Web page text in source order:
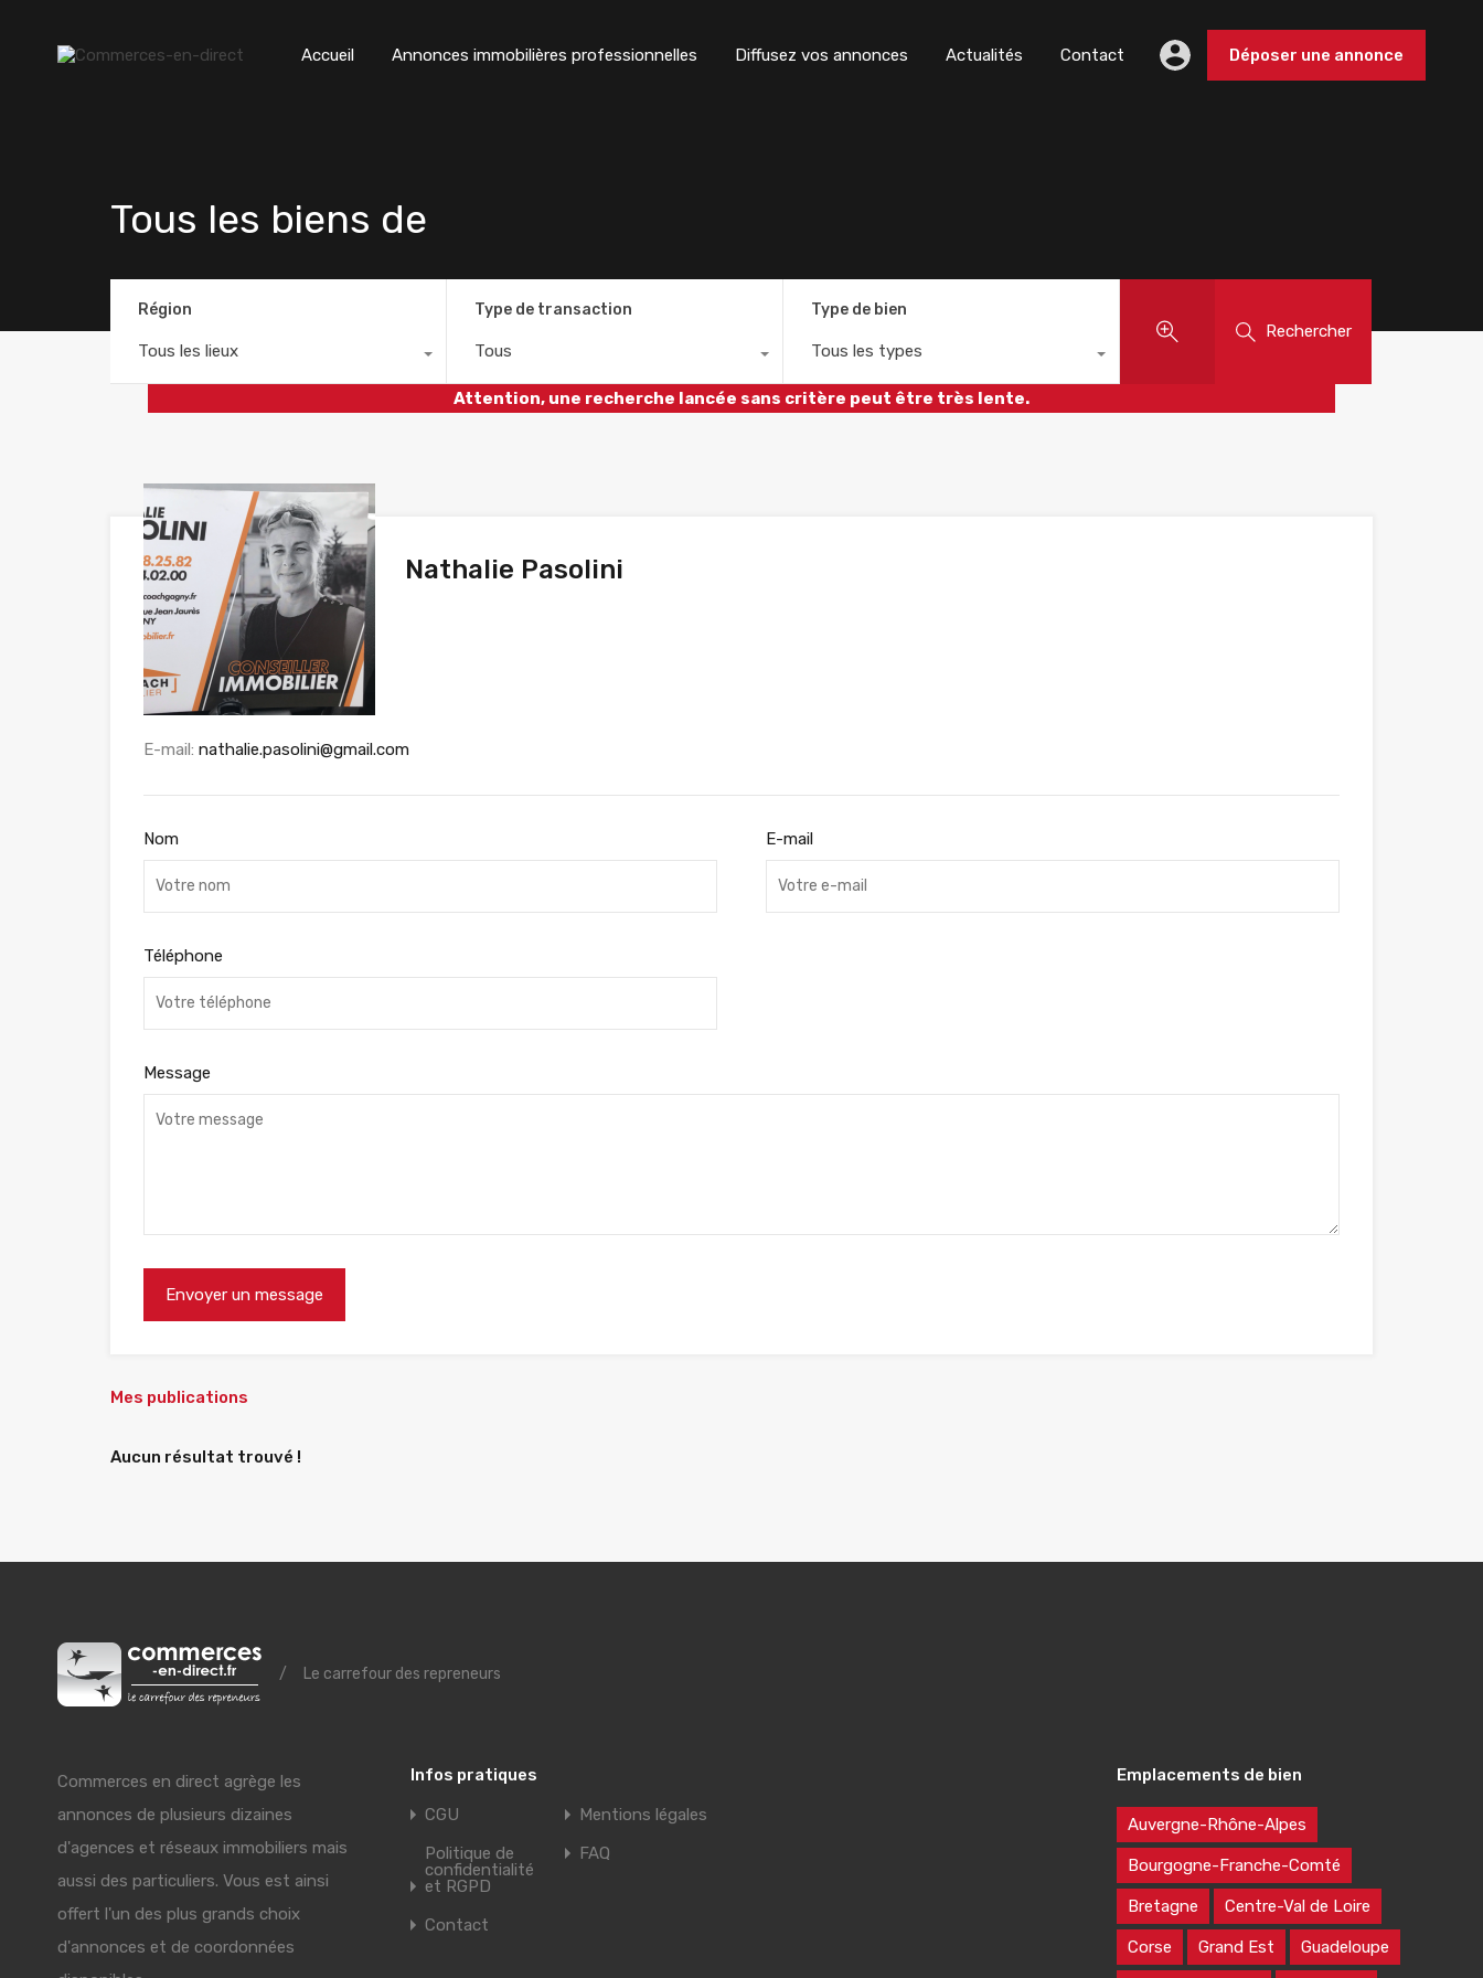
Accueil Annonces immobilières professionnelles Diffusez vos annonces Actualités Contact Déposer une annonce
Tous les biens de
Région
Tous les lieux
Type de transaction
Tous
Type de bien
Tous les types
Rechercher
Attention, une recherche lancée sans critère peut être très lente.
Nathalie Pasolini
E-mail: nathalie.pasolini@gmail.com
Nom E-mail
Téléphone
Message
Mes publications
Aucun résultat trouvé !
/ Le carrefour des repreneurs
Commerces en direct agrège les
annonces de plusieurs dizaines
d'agences et réseaux immobiliers mais
aussi des particuliers. Vous est ainsi
offert l'un des plus grands choix
d'annonces et de coordonnées
Infos pratiques
CGU
Mentions légales
Politique de
confidentialité
et RGPD
FAQ
Contact
Emplacements de bien
Auvergne-Rhône-Alpes
Bourgogne-Franche-Comté
Bretagne Centre-Val de Loire
Corse Grand Est Guadeloupe